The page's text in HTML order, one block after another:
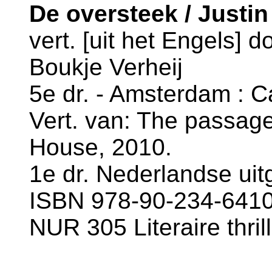
De oversteek /
vert. [uit het Engels]
Boukje Verheij
5e dr. - Amsterdam :
Vert. van: The
House, 2010.
1e dr. Nederlandse
ISBN 978-90-234-
NUR 305 Literaire